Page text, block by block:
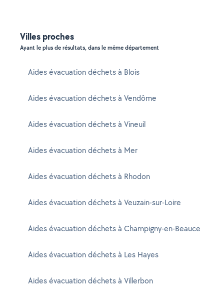
Villes proches
Ayant le plus de résultats, dans le même département
Aides évacuation déchets à Blois
Aides évacuation déchets à Vendôme
Aides évacuation déchets à Vineuil
Aides évacuation déchets à Mer
Aides évacuation déchets à Rhodon
Aides évacuation déchets à Veuzain-sur-Loire
Aides évacuation déchets à Champigny-en-Beauce
Aides évacuation déchets à Les Hayes
Aides évacuation déchets à Villerbon